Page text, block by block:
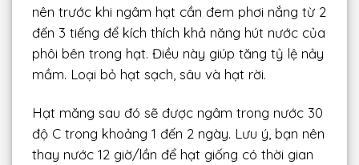
nên trước khi ngâm hạt cần đem phơi nắng từ 2
đến 3 tiếng để kích thích khả năng hút nước của
phôi bên trong hạt. Điều này giúp tăng tỷ lệ nảy
mầm. Loại bỏ hạt sạch, sâu và hạt rời.
Hạt măng sau đó sẽ được ngâm trong nước 30
độ C trong khoảng 1 đến 2 ngày. Lưu ý, bạn nên
thay nước 12 giờ/lần để hạt giống có thời gian